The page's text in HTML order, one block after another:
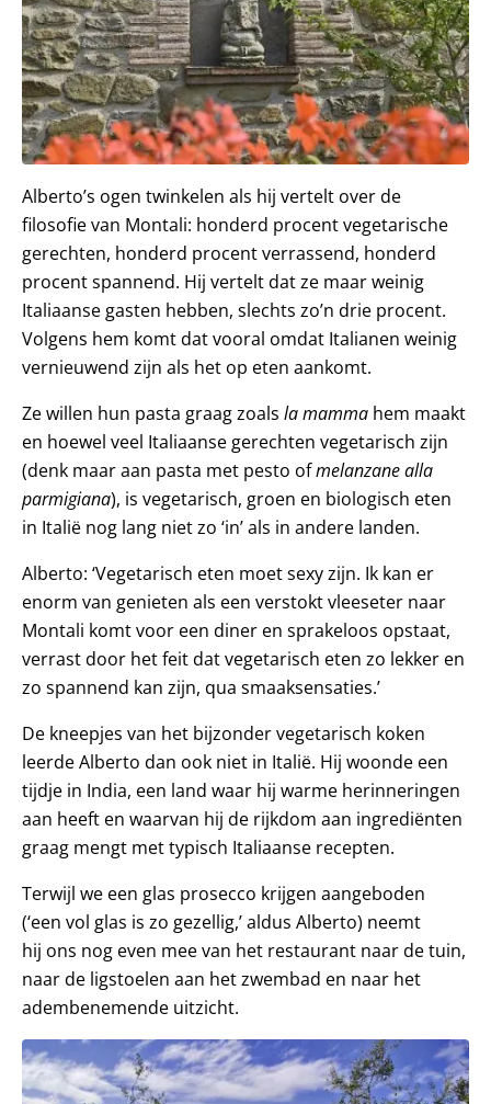
Alberto’s ogen twinkelen als hij vertelt over de
filosofie van Montali: honderd procent vegetarische
gerechten, honderd procent verrassend, honderd
procent spannend. Hij vertelt dat ze maar weinig
Italiaanse gasten hebben, slechts zo’n drie procent.
Volgens hem komt dat vooral omdat Italianen weinig
vernieuwend zijn als het op eten aankomt.
Ze willen hun pasta graag zoals la mamma hem maakt
en hoewel veel Italiaanse gerechten vegetarisch zijn
(denk maar aan pasta met pesto ofmelanzane alla
parmigiana), is vegetarisch, groen en biologisch eten
in Italië nog lang niet zo ‘in’ als in andere landen.
Alberto: ‘Vegetarisch eten moet sexy zijn. Ik kan er
enorm van genieten als een verstokt vleeseter naar
Montali komt voor een diner en sprakeloos opstaat,
verrast door het feit dat vegetarisch eten zo lekker en
zo spannend kan zijn, qua smaaksensaties.’
De kneepjes van het bijzonder vegetarisch koken
leerde Alberto dan ook niet in Italië. Hij woonde een
tijdje in India, een land waar hij warme herinneringen
aan heeft en waarvan hij de rijkdom aan ingrediënten
graag mengt met typisch Italiaanse recepten.
Terwijl we een glas prosecco krijgen aangeboden
(‘een vol glas is zo gezellig,’ aldus Alberto) neemt
hij ons nog even mee van het restaurant naar de tuin,
naar de ligstoelen aan het zwembad en naar het
adembenemende uitzicht.